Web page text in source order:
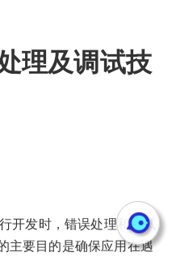
理及调试技
开发时，错误处理和调试
主要目的是确保应用在遇